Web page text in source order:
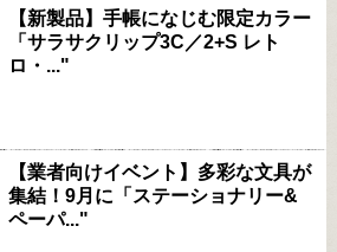
【新製品】手帳になじむ限定カラー
「サラサクリップ3C／2+S レト
ロ・..."
【業者向けイベント】多彩な文具が
集結！9月に「ステーショナリー&
ペーパ..."